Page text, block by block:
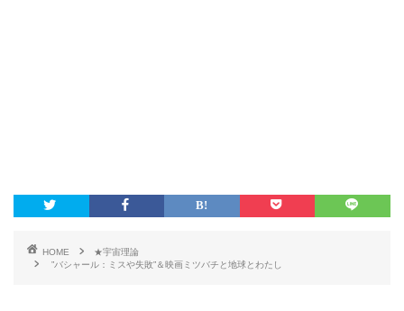
HOME
★宇宙理論
”バシャール：ミスや失敗”＆映画ミツバチと地球とわたし